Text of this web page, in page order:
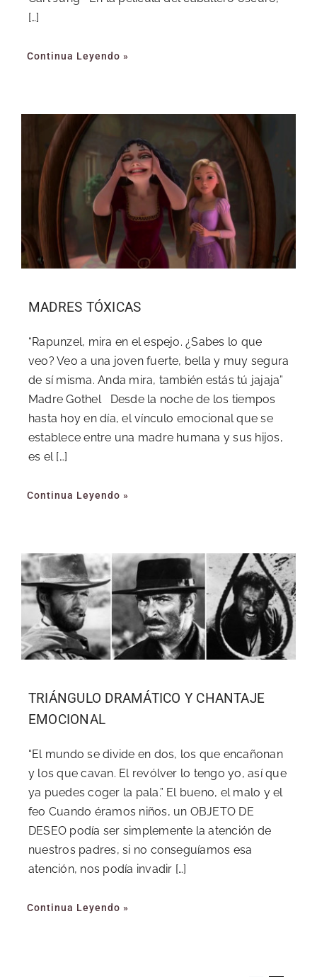
[…]
Continua Leyendo »
MADRES TÓXICAS
“Rapunzel, mira en el espejo. ¿Sabes lo que
veo? Veo a una joven fuerte, bella y muy segura
de sí misma. Anda mira, también estás tú jajaja”
Madre Gothel Desde la noche de los tiempos
hasta hoy en día, el vínculo emocional que se
establece entre una madre humana y sus hijos,
es el […]
Continua Leyendo »
TRIÁNGULO DRAMÁTICO Y CHANTAJE
EMOCIONAL
“El mundo se divide en dos, los que encañonan
y los que cavan. El revólver lo tengo yo, así que
ya puedes coger la pala.” El bueno, el malo y el
feo Cuando éramos niños, un OBJETO DE
DESEO podía ser simplemente la atención de
nuestros padres, si no conseguíamos esa
atención, nos podía invadir […]
Continua Leyendo »